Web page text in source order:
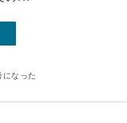
になった